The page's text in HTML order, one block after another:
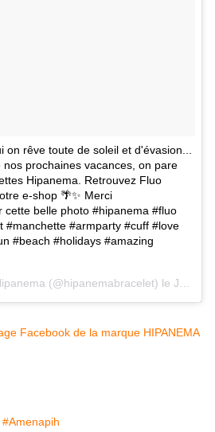
on rêve toute de soleil et d'évasion...
prochaines vacances, on pare
Hipanema. Retrouvez Fluo
e-shop 🌴✨ Merci
cette belle photo #hipanema #fluo
#manchette #armparty #cuff #love
#beach #holidays #amazing
(@hipanemabracelet) le Janv. 9, 2015 at 12:42 PST
#Amenapih